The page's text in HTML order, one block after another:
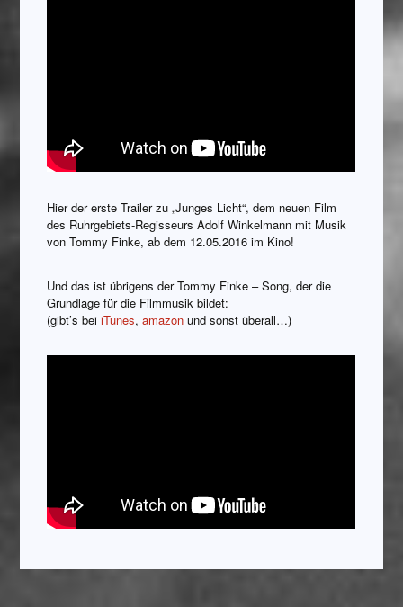
Hier der erste Trailer zu „Junges Licht“, dem neuen Film
des Ruhrgebiets-Regisseurs Adolf Winkelmann mit Musik
von Tommy Finke, ab dem 12.05.2016 im Kino!
Und das ist übrigens der Tommy Finke – Song, der die
Grundlage für die Filmmusik bildet:
(gibt’s beiiTunes,amazon und sonst überall…)